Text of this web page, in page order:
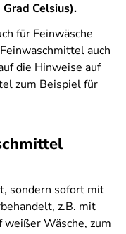
Celsius).
für Feinwäsche
auch
die Hinweise auf
zum Beispiel für
sondern sofort mit
z.B. mit
Wäsche, zum